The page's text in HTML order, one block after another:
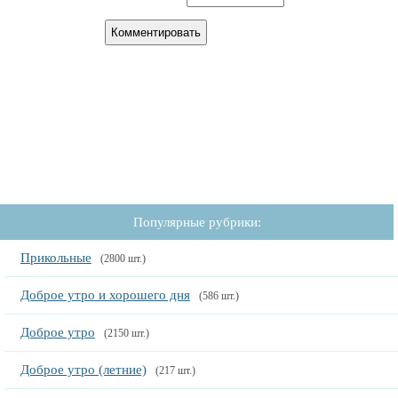
Популярные рубрики:
Прикольные (2800 шт.)
Доброе утро и хорошего дня (586 шт.)
Доброе утро (2150 шт.)
Доброе утро (летние) (217 шт.)